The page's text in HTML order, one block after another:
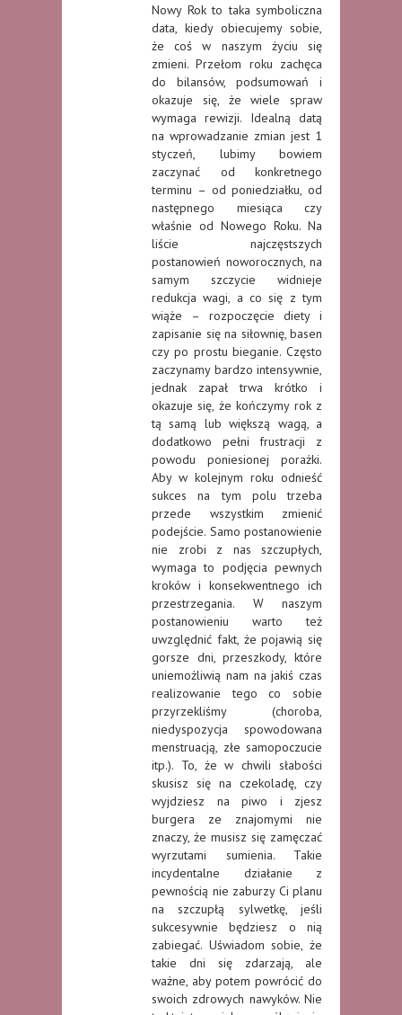
Nowy Rok to taka symboliczna
data, kiedy obiecujemy sobie,
że coś w naszym życiu się
zmieni. Przełom roku zachęca
do bilansów, podsumowań i
okazuje się, że wiele spraw
wymaga rewizji. Idealną datą
na wprowadzanie zmian jest 1
styczeń, lubimy bowiem
zaczynać od konkretnego
terminu – od poniedziałku, od
następnego miesiąca czy
właśnie od Nowego Roku. Na
liście najczęstszych
postanowień noworocznych, na
samym szczycie widnieje
redukcja wagi, a co się z tym
wiąże – rozpoczęcie diety i
zapisanie się na siłownię, basen
czy po prostu bieganie. Często
zaczynamy bardzo intensywnie,
jednak zapał trwa krótko i
okazuje się, że kończymy rok z
tą samą lub większą wagą, a
dodatkowo pełni frustracji z
powodu poniesionej porażki.
Aby w kolejnym roku odnieść
sukces na tym polu trzeba
przede wszystkim zmienić
podejście. Samo postanowienie
nie zrobi z nas szczupłych,
wymaga to podjęcia pewnych
kroków i konsekwentnego ich
przestrzegania. W naszym
postanowieniu warto też
uwzględnić fakt, że pojawią się
gorsze dni, przeszkody, które
uniemożliwią nam na jakiś czas
realizowanie tego co sobie
przyrzekliśmy (choroba,
niedyspozycja spowodowana
menstruacją, złe samopoczucie
itp.). To, że w chwili słabości
skusisz się na czekoladę, czy
wyjdziesz na piwo i zjesz
burgera ze znajomymi nie
znaczy, że musisz się zamęczać
wyrzutami sumienia. Takie
incydentalne działanie z
pewnością nie zaburzy Ci planu
na szczupłą sylwetkę, jeśli
sukcesywnie będziesz o nią
zabiegać. Uświadom sobie, że
takie dni się zdarzają, ale
ważne, aby potem powrócić do
swoich zdrowych nawyków. Nie